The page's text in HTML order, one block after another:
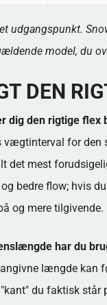
udgangspunkt.
model, du
DEN
dig den rigtige
vægtinterval for den
det mest
bedre flow; hvis
og mere tilgivende.
har du
længde kan
du faktisk